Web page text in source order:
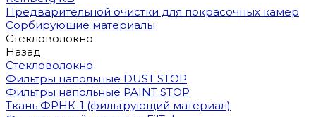
Предварительной очистки для покрасочных камер
Сорбирующие материалы
Стекловолокно
Назад
Стекловолокно
Фильтры напольные DUST STOP
Фильтры напольные PAINT STOP
Ткань ФРНК-1 (фильтрующий материал)